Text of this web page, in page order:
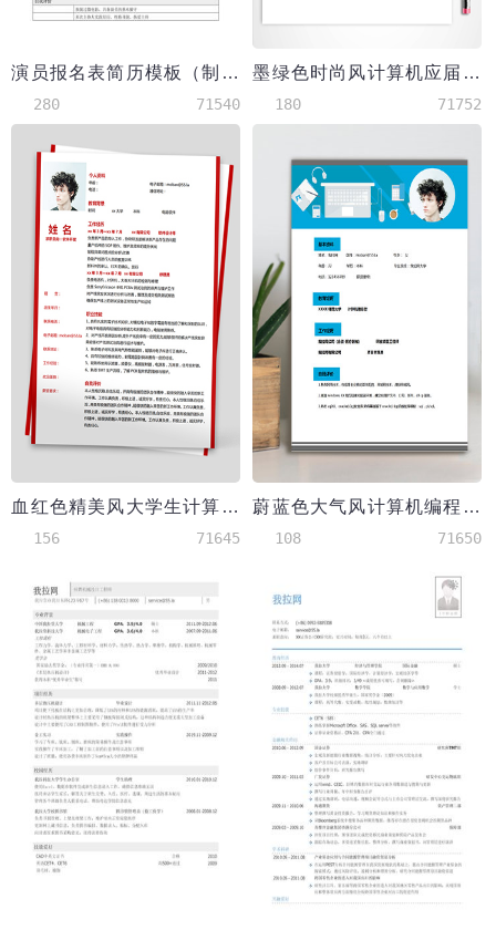
演员报名表简历模板（制式简历）
280 71540
墨绿色时尚风计算机应届生简历模板
180 71752
血红色精美风大学生计算机简历模板
156 71645
蔚蓝色大气风计算机编程师应届生简历
108 71650